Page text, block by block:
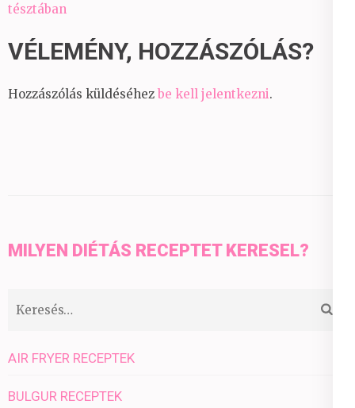
tésztában
VÉLEMÉNY, HOZZÁSZÓLÁS?
Hozzászólás küldéséhez be kell jelentkezni.
MILYEN DIÉTÁS RECEPTET KERESEL?
Keresés:
AIR FRYER RECEPTEK
BULGUR RECEPTEK